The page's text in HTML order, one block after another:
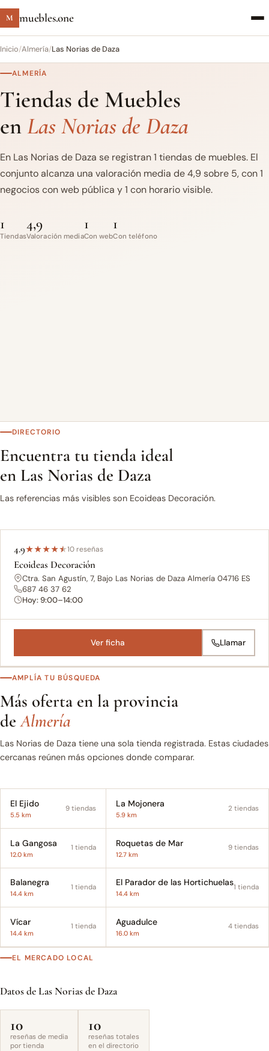
M muebles.one
Inicio/Almería/Las Norias de Daza
ALMERÍA
Tiendas de Muebles
enLas Norias de Daza
En Las Norias de Daza se registran 1 tiendas de muebles. El
conjunto alcanza una valoración media de 4,9 sobre 5, con 1
negocios con web pública y 1 con horario visible.
1
Tiendas
4,9
Valoración media
1
Con web
1
Con teléfono
DIRECTORIO
Encuentra tu tienda ideal
en Las Norias de Daza
Las referencias más visibles son Ecoideas Decoración.
4.9★★★★★10 reseñas
Ecoideas Decoración
Ctra. San Agustín, 7, Bajo Las Norias de Daza Almería 04716 ES
687 46 37 62
Hoy: 9:00–14:00
Ver ficha Llamar
AMPLÍA TU BÚSQUEDA
Más oferta en la provincia
deAlmería
Las Norias de Daza tiene una sola tienda registrada. Estas ciudades
cercanas reúnen más opciones donde comparar.
El Ejido
5.5 km
9 tiendas La Mojonera
5.9 km
2 tiendas
La Gangosa
12.0 km
1 tienda Roquetas de Mar
12.7 km
9 tiendas
Balanegra
14.4 km
1 tienda El Parador de las Hortichuelas
14.4 km
1 tienda
Vícar
14.4 km
1 tienda Aguadulce
16.0 km
4 tiendas
EL MERCADO LOCAL
Datos de Las Norias de Daza
10
reseñas de media
por tienda
10
reseñas totales
en el directorio